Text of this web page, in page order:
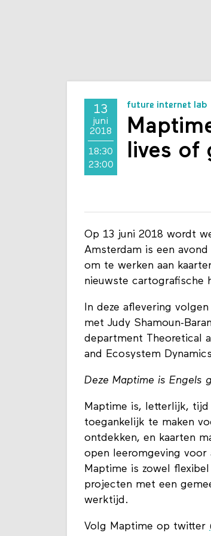
13
juni
2018
18:30
23:00
future internet lab
lives of
Op 13 juni 2018 wordt
Amsterdam is een
om te werken aan
nieuwste cartografische
In deze aflevering
met Judy Shamoun-
department Theoretical
and Ecosystem
Deze Maptime is Engels
Maptime is, letterlijk,
toegankelijk te maken
ontdekken, en kaarten
open leeromgeving voor
Maptime is zowel
projecten met een
werktijd.
Volg Maptime op twitter